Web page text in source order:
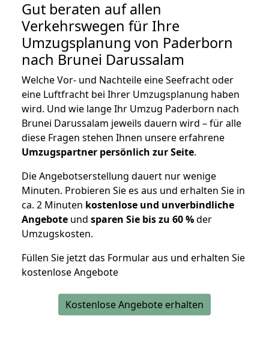
Gut beraten auf allen
Verkehrswegen für Ihre
Umzugsplanung von Paderborn
nach Brunei Darussalam
Welche Vor- und Nachteile eine Seefracht oder
eine Luftfracht bei Ihrer Umzugsplanung haben
wird. Und wie lange Ihr Umzug Paderborn nach
Brunei Darussalam jeweils dauern wird – für alle
diese Fragen stehen Ihnen unsere erfahrene
Umzugspartner persönlich zur Seite.
Die Angebotserstellung dauert nur wenige
Minuten. Probieren Sie es aus und erhalten Sie in
ca. 2 Minuten kostenlose und unverbindliche
Angebote und sparen Sie bis zu 60 %der
Umzugskosten.
Füllen Sie jetzt das Formular aus und erhalten Sie
kostenlose Angebote
Kostenlose Angebote erhalten